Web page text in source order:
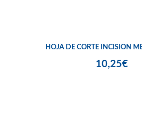
HOJA DE CORTE INCISION
10,25€